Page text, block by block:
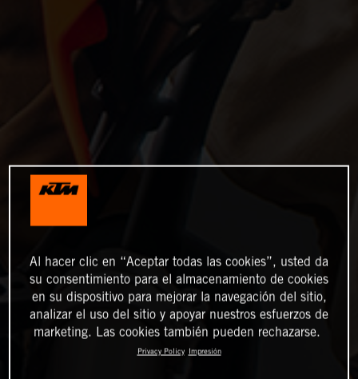
Al hacer clic en “Aceptar todas las cookies”, usted da
su consentimiento para el almacenamiento de cookies
en su dispositivo para mejorar la navegación del sitio,
analizar el uso del sitio y apoyar nuestros esfuerzos de
marketing. Las cookies también pueden rechazarse.
Privacy Policy Impresión